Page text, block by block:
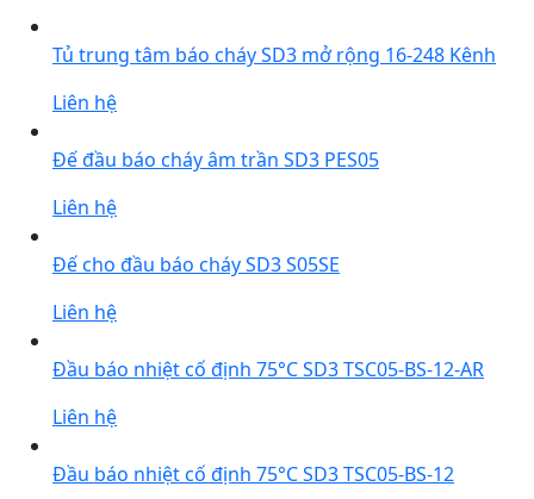
Tủ trung tâm báo cháy SD3 mở rộng 16-248 Kênh
Liên hệ
Đế đầu báo cháy âm trần SD3 PES05
Liên hệ
Đế cho đầu báo cháy SD3 S05SE
Liên hệ
Đầu báo nhiệt cố định 75°C SD3 TSC05-BS-12-AR
Liên hệ
Đầu báo nhiệt cố định 75°C SD3 TSC05-BS-12